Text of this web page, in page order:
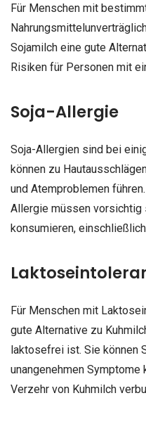
Für Menschen mit
Sojamilch eine gute
Risiken für Personen mit
Soja-Allergie
Soja-Allergien sind bei
können zu
und Atemproblemen
Allergie müssen vorsichtig
konsumieren,
Für Menschen mit
gute Alternative zu
laktosefrei ist. Sie können
unangenehmen
Verzehr von Kuhmilch